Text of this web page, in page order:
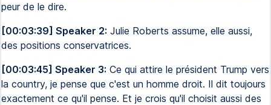
peur de le dire.
[00:03:39] Speaker 2: Julie Roberts assume, elle aussi,
des positions conservatrices.
[00:03:45] Speaker 3: Ce qui attire le président Trump vers
la country, je pense que c'est un homme droit. Il dit toujours
exactement ce qu'il pense. Et je crois qu'il choisit aussi des